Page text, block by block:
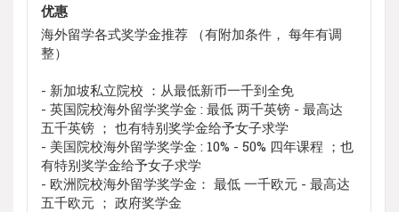
优惠
海外留学各式奖学金推荐 （有附加条件， 每年有调
整）
- 新加坡私立院校 ：从最低新币一千到全免
- 英国院校海外留学奖学金 : 最低 两千英镑 - 最高达
五千英镑 ； 也有特别奖学金给予女子求学
- 美国院校海外留学奖学金 : 10% - 50% 四年课程 ；也
有特别奖学金给予女子求学
- 欧洲院校海外留学奖学金： 最低 一千欧元 - 最高达
五千欧元 ； 政府奖学金